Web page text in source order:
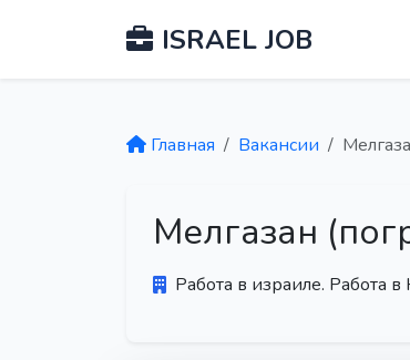
ISRAEL JOB
Главная Вакансии
Мелгазан
Работа в израиле. Работа в